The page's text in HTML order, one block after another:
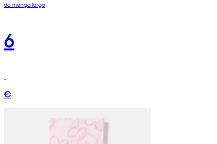
de manga larga
6
€